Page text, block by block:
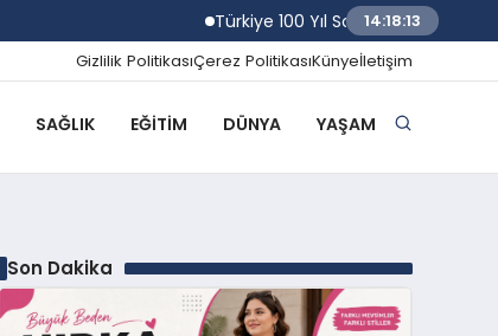
Türkiye 100 Yıl Sonra Kerkük Petrol
14:18:14
Gizlilik PolitikasıÇerez PolitikasıKünyeİletişim
SAĞLIK EĞITIM DÜNYA YAŞAM
Son Dakika